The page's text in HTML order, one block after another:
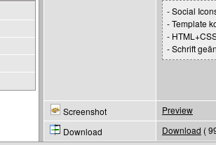
- Social
- Template
-
- Schrift
Screenshot
Preview
Download
Download (